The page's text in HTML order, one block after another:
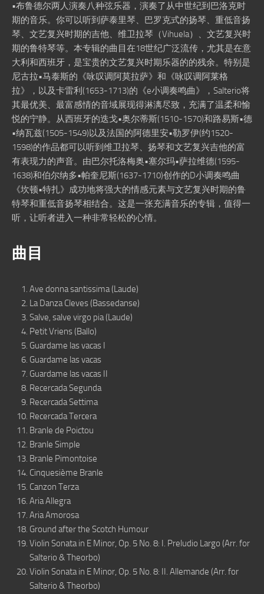
•布鲁德尔两人演奏八种弦乐器，演奏了从中世纪到巴洛克时
期的音乐。你可以听到萨泰里琴、巴罗克式的扬琴、重低音扬
琴、文艺复兴时期的吉他、维卫拉琴（Vihuela）、文艺复兴时
期的鲁特琴等。本专辑的曲目在18世纪广泛流传，尤其是在意
大利和西班牙，是宝贵的文艺复兴时期乐器的的残余。特别是
尼古拉•马泰斯的《咏叹调阿莫拉萨》和《咏叹调阿莱格
拉》，以及卡雷利(1653-1713)的《e小调奏鸣曲》，Salterio将
其最优美、最富感情的音域展现得淋漓尽致，充满了温柔和愉
悦的宁静。从西班牙的迭戈•奥尔蒂斯(1510-1570)和路易斯•德
•纳瓦兹(1505-1549)以及法国的阿德里安•勒罗伊(约1520-
1598)的作品都可以听到维卫拉琴、扬琴和文艺复兴吉他的富
有表现力的声音。由巴尔托洛梅奥•塞尔玛•萨拉维德(1595-
1638)和伯尔纳多•帕奎尼斯(1637-1710)创作的D小调奏鸣曲
《坎顿•特扎》成功地将强大的情感元素与文艺复兴时期的鲁
特琴和重低音扬琴相结合。这是一张充满音乐的专辑，值得一
听，让听者进入一种非常轻松的心情。
曲目
Ave donna santissima (Laude)
La Danza Cleves (Bassedanse)
Salve, salve virgo pia (Laude)
Petit Vriens (Ballo)
Guardame las vacas I
Guardame las vacas
Guardame las vacas II
Recercada Segunda
Recercada Settima
Recercada Tercera
Branle de Poictou
Branle Simple
Branle Pimontoise
Cinquesième Branle
Canzon Terza
Aria Allegra
Aria Amorosa
Ground after the Scotch Humour
Violin Sonata in E Minor, Op. 5 No. 8: I. Preludio Largo (Arr. for
Salterio & Theorbo)
Violin Sonata in E Minor, Op. 5 No. 8: II. Allemande (Arr. for
Salterio & Theorbo)